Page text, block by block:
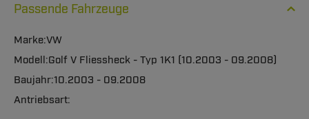
Passende Fahrzeuge
VW
Golf V Fliessheck - Typ 1K1 (10.2003 - 09.2008)
10.2003 - 09.2008